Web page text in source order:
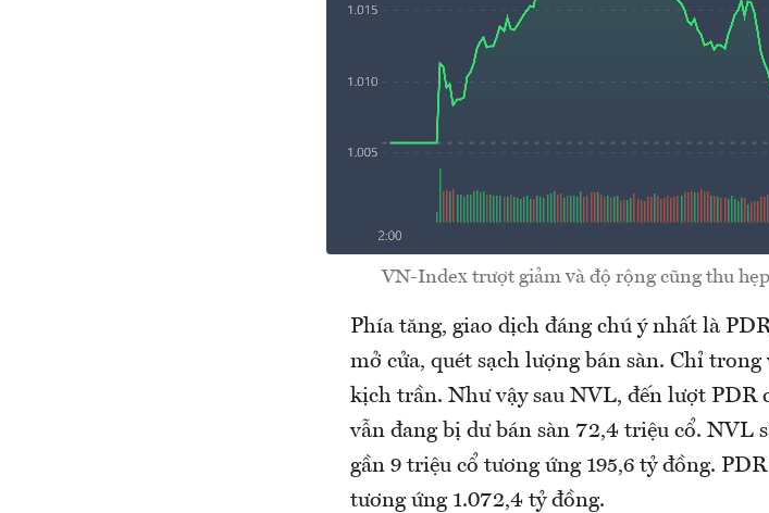
VN-Index trượt giảm và độ rộng cũng thu
Phía tăng, giao dịch đáng chú ý nhất là
mở cửa, quét sạch lượng bán sàn. Chỉ
kịch trần. Như vậy sau NVL, đến lượt PDR
vẫn đang bị dư bán sàn 72,4 triệu cổ. NVL
gần 9 triệu cổ tương ứng 195,6 tỷ đồng.
tương ứng 1.072,4 tỷ đồng.